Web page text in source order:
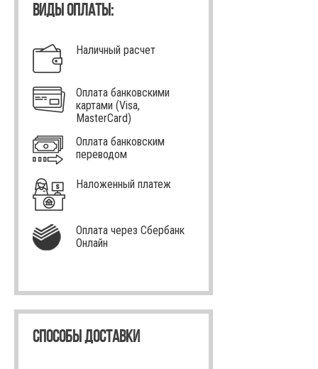
ВИДЫ ОПЛАТЫ:
Наличный расчет
Оплата банковскими
картами (Visa,
MasterCard)
Оплата банковским
переводом
Наложенный платеж
Оплата через Сбербанк
Онлайн
СПОСОБЫ ДОСТАВКИ